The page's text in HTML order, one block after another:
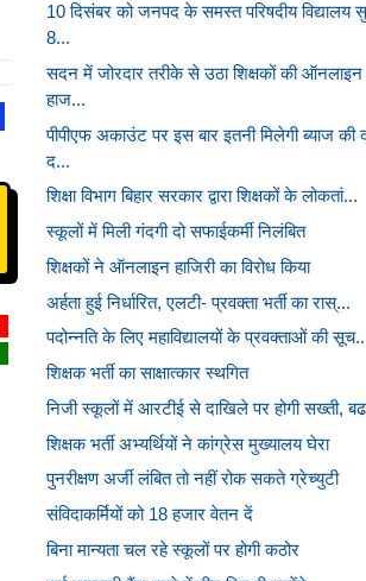
10 दिसंबर को जनपद के समस्त परिषदीय विद्यालय
8...
सदन में जोरदार तरीके से उठा शिक्षकों की ऑनलाइन
हाज...
पीपीएफ अकाउंट पर इस बार इतनी मिलेगी ब्याज की
द...
शिक्षा विभाग बिहार सरकार द्वारा शिक्षकों के लोकतां...
स्कूलों में मिली गंदगी दो सफाईकर्मी निलंबित
शिक्षकों ने ऑनलाइन हाजिरी का विरोध किया
अर्हता हुई निर्धारित, एलटी- प्रवक्ता भर्ती का रास्...
पदोन्नति के लिए महाविद्यालयों के प्रवक्ताओं की
शिक्षक भर्ती का साक्षात्कार स्थगित
निजी स्कूलों में आरटीई से दाखिले पर होगी सख्ती,
शिक्षक भर्ती अभ्यर्थियों ने कांग्रेस मुख्यालय घेरा
पुनरीक्षण अर्जी लंबित तो नहीं रोक सकते ग्रेच्युटी
संविदाकर्मियों को 18 हजार वेतन दें
बिना मान्यता चल रहे स्कूलों पर होगी कठोर